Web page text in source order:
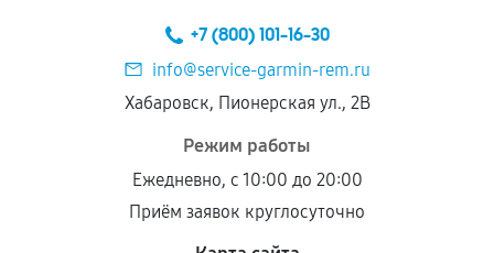
+7 (800) 101-16-30
info@service-garmin-rem.ru
Хабаровск, Пионерская ул., 2В
Режим работы
Ежедневно, с 10:00 до 20:00
Приём заявок круглосуточно